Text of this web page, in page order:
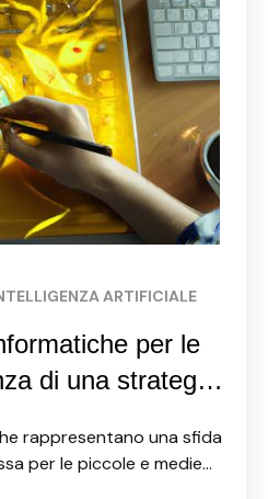
ARTIFICIALE
per le
di una strategia
rappresentano una sfida
per le piccole e medie